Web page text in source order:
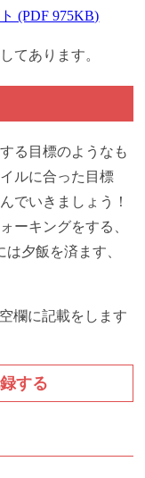
(PDF 975KB)
てあります。
る目標のようなも
ルに合った目標
でいきましょう！
ーキングをする、
夕飯を済ます、
欄に記載をします
する